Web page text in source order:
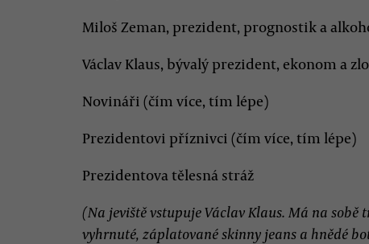
Miloš Zeman, prezident, prognostik a
Václav Klaus, bývalý prezident, ekonom a
Novináři (čím více, tím lépe)
Prezidentovi příznivci (čím více, tím lépe)
Prezidentova tělesná stráž
(Na jeviště vstupuje Václav Klaus. Má na
vyhrnuté, záplatované skinny jeans a hnědé